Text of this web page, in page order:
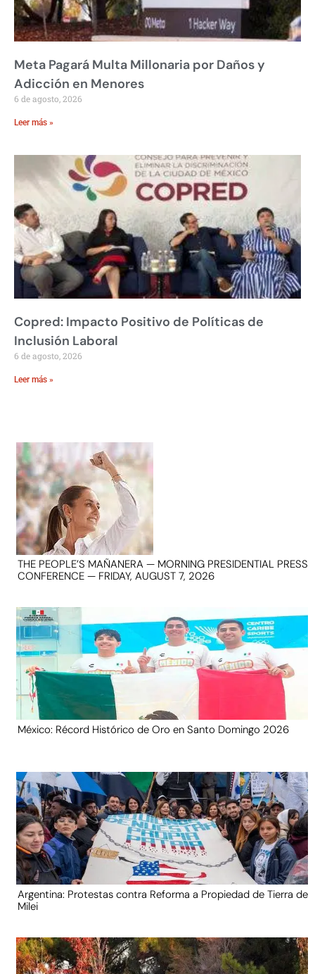
Meta Pagará Multa Millonaria por Daños y
Adicción en Menores
6 de agosto, 2026
Leer más »
Copred: Impacto Positivo de Políticas de
Inclusión Laboral
6 de agosto, 2026
Leer más »
THE PEOPLE’S MAÑANERA — MORNING PRESIDENTIAL PRESS
CONFERENCE — FRIDAY, AUGUST 7, 2026
México: Récord Histórico de Oro en Santo Domingo 2026
Argentina: Protestas contra Reforma a Propiedad de Tierra de
Milei